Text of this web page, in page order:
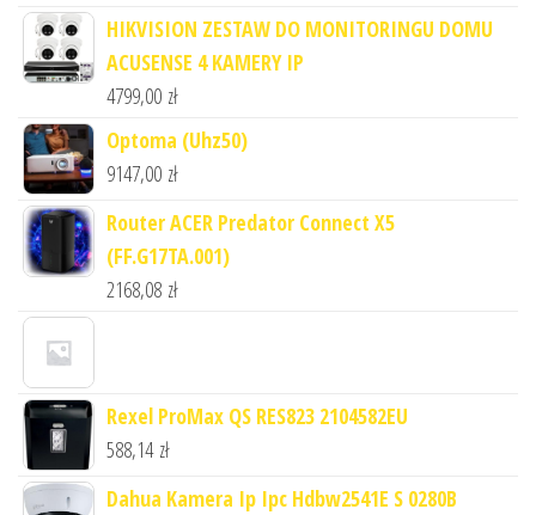
HIKVISION ZESTAW DO MONITORINGU DOMU
ACUSENSE 4 KAMERY IP
4799,00 zł
Optoma (Uhz50)
9147,00 zł
Router ACER Predator Connect X5
(FF.G17TA.001)
2168,08 zł
Rexel ProMax QS RES823 2104582EU
588,14 zł
Dahua Kamera Ip Ipc Hdbw2541E S 0280B